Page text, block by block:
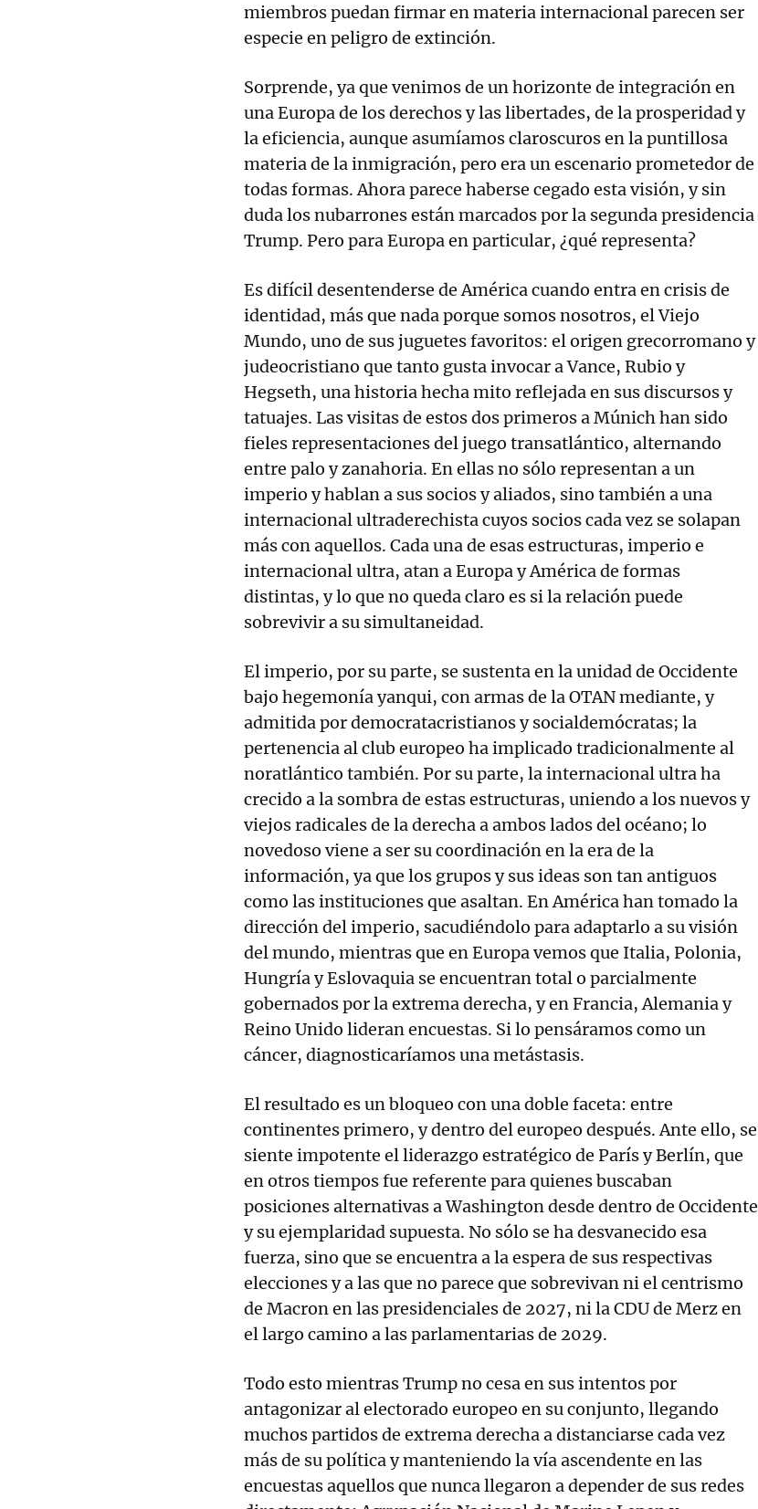
miembros puedan firmar en materia internacional parecen ser
especie en peligro de extinción.
Sorprende, ya que venimos de un horizonte de integración en
una Europa de los derechos y las libertades, de la prosperidad y
la eficiencia, aunque asumíamos claroscuros en la puntillosa
materia de la inmigración, pero era un escenario prometedor de
todas formas. Ahora parece haberse cegado esta visión, y sin
duda los nubarrones están marcados por la segunda presidencia
Trump. Pero para Europa en particular, ¿qué representa?
Es difícil desentenderse de América cuando entra en crisis de
identidad, más que nada porque somos nosotros, el Viejo
Mundo, uno de sus juguetes favoritos: el origen grecorromano y
judeocristiano que tanto gusta invocar a Vance, Rubio y
Hegseth, una historia hecha mito reflejada en sus discursos y
tatuajes. Las visitas de estos dos primeros a Múnich han sido
fieles representaciones del juego transatlántico, alternando
entre palo y zanahoria. En ellas no sólo representan a un
imperio y hablan a sus socios y aliados, sino también a una
internacional ultraderechista cuyos socios cada vez se solapan
más con aquellos. Cada una de esas estructuras, imperio e
internacional ultra, atan a Europa y América de formas
distintas, y lo que no queda claro es si la relación puede
sobrevivir a su simultaneidad.
El imperio, por su parte, se sustenta en la unidad de Occidente
bajo hegemonía yanqui, con armas de la OTAN mediante, y
admitida por democratacristianos y socialdemócratas; la
pertenencia al club europeo ha implicado tradicionalmente al
noratlántico también. Por su parte, la internacional ultra ha
crecido a la sombra de estas estructuras, uniendo a los nuevos y
viejos radicales de la derecha a ambos lados del océano; lo
novedoso viene a ser su coordinación en la era de la
información, ya que los grupos y sus ideas son tan antiguos
como las instituciones que asaltan. En América han tomado la
dirección del imperio, sacudiéndolo para adaptarlo a su visión
del mundo, mientras que en Europa vemos que Italia, Polonia,
Hungría y Eslovaquia se encuentran total o parcialmente
gobernados por la extrema derecha, y en Francia, Alemania y
Reino Unido lideran encuestas. Si lo pensáramos como un
cáncer, diagnosticaríamos una metástasis.
El resultado es un bloqueo con una doble faceta: entre
continentes primero, y dentro del europeo después. Ante ello, se
siente impotente el liderazgo estratégico de París y Berlín, que
en otros tiempos fue referente para quienes buscaban
posiciones alternativas a Washington desde dentro de Occidente
y su ejemplaridad supuesta. No sólo se ha desvanecido esa
fuerza, sino que se encuentra a la espera de sus respectivas
elecciones y a las que no parece que sobrevivan ni el centrismo
de Macron en las presidenciales de 2027, ni la CDU de Merz en
el largo camino a las parlamentarias de 2029.
Todo esto mientras Trump no cesa en sus intentos por
antagonizar al electorado europeo en su conjunto, llegando
muchos partidos de extrema derecha a distanciarse cada vez
más de su política y manteniendo la vía ascendente en las
encuestas aquellos que nunca llegaron a depender de sus redes